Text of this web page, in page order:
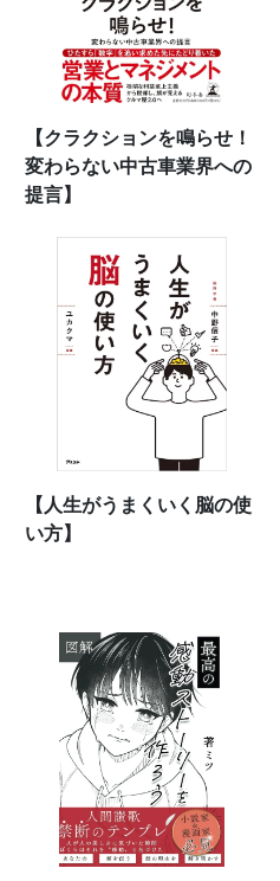
【クラクションを鳴らせ！
変わらない中古車業界への
提言】
【人生がうまくいく脳の使
い方】